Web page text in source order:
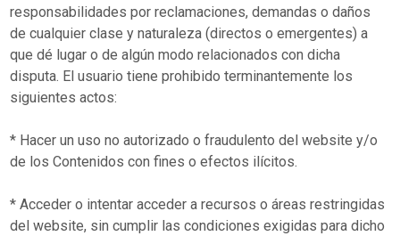
responsabilidades por reclamaciones, demandas o daños
de cualquier clase y naturaleza (directos o emergentes) a
que dé lugar o de algún modo relacionados con dicha
disputa. El usuario tiene prohibido terminantemente los
siguientes actos:
* Hacer un uso no autorizado o fraudulento del website y/o
de los Contenidos con fines o efectos ilícitos.
* Acceder o intentar acceder a recursos o áreas restringidas
del website, sin cumplir las condiciones exigidas para dicho